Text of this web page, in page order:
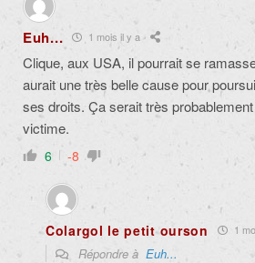
Euh... 1 mois il y a
Clique, aux USA, il pourrait se
aurait une très belle cause pour
ses droits. Ça serait très
victime.
6 -8
Colargol le petit ourson 1
Répondre à Euh...